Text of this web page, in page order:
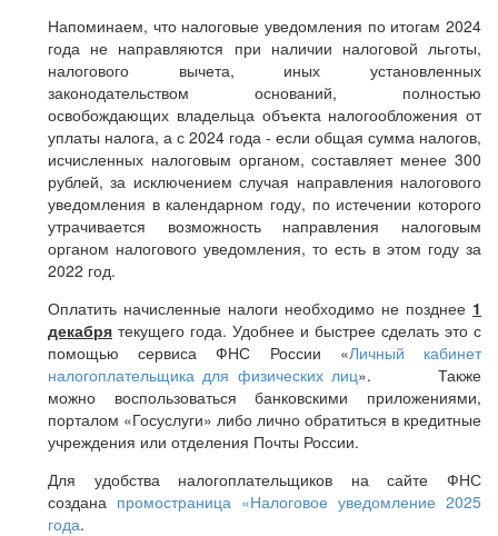
Напоминаем, что налоговые уведомления по итогам 2024
года не направляются при наличии налоговой льготы,
налогового вычета, иных установленных
законодательством оснований, полностью
освобождающих владельца объекта налогообложения от
уплаты налога, а с 2024 года - если общая сумма налогов,
исчисленных налоговым органом, составляет менее 300
рублей, за исключением случая направления налогового
уведомления в календарном году, по истечении которого
утрачивается возможность направления налоговым
органом налогового уведомления, то есть в этом году за
2022 год.
Оплатить начисленные налоги необходимо не позднее 1
декабря текущего года. Удобнее и быстрее сделать это с
помощью сервиса ФНС России «Личный кабинет
налогоплательщика для физических лиц». Также
можно воспользоваться банковскими приложениями,
порталом «Госуслуги» либо лично обратиться в кредитные
учреждения или отделения Почты России.
Для удобства налогоплательщиков на сайте ФНС
создана промостраница «Налоговое уведомление 2025
года.